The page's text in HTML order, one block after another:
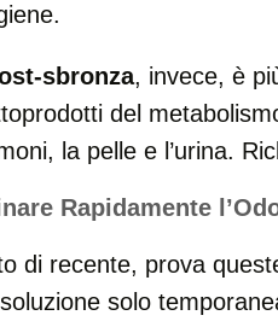
sbronza, invece, è
del
la pelle e l’urina.
Rapidamente
di recente, prova
solo